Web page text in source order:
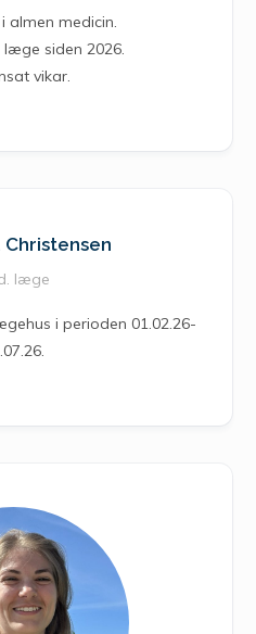
almen medicin.
siden 2026.
vikar.
Christensen
læge
i perioden 01.02.26-